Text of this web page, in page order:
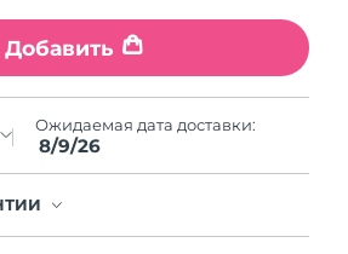
Добавить
Ожидаемая дата доставки:
8/9/26